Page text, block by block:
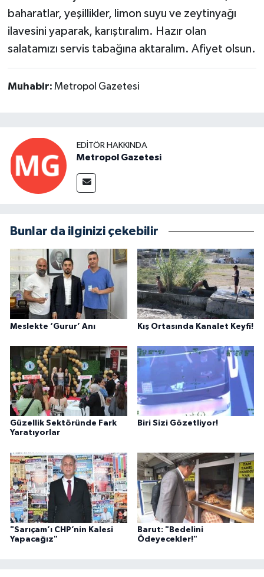
baharatlar, yeşillikler, limon suyu ve zeytinyağı
ilavesini yaparak, karıştıralım. Hazır olan
salatamızı servis tabağına aktaralım. Afiyet olsun.
Muhabir: Metropol Gazetesi
EDITÖR HAKKINDA
Metropol Gazetesi
Bunlar da ilginizi çekebilir
Meslekte ‘Gurur’ Anı Kış Ortasında Kanalet Keyfi!
Güzellik Sektöründe Fark
Yaratıyorlar
Biri Sizi Gözetliyor!
"Sarıçam’ı CHP’nin Kalesi
Yapacağız"
Barut: "Bedelini
Ödeyecekler!"